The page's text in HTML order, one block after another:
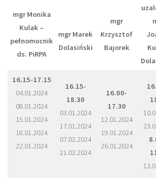
mgr Monika
Kulak –
pełnomocnik
ds. PiRPA
mgr Marek
Dolasiński
mgr
Krzysztof
Bajorek
16.15-17.15
04.01.2024
08.01.2024
15.01.2024
18.01.2024
22.01.2024
16.15-
18.30
03.01.2024
17.01.2024
07.02.2024
21.02.2024
16.00-
17.30
12.01.2024
19.01.2024
26.01.2024